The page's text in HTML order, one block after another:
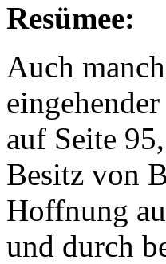
Resümee:
Auch
auf Seite
Besitz von
Hoffnung
und durch